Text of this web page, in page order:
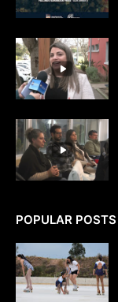
POPULAR POSTS